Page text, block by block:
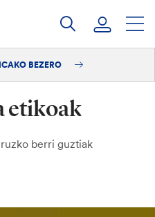
BEZERO
etikoak
berri guztiak